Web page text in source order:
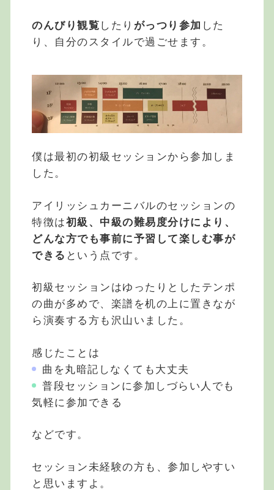
のんびり観覧 したり がっつり参加 した
り、自分のスタイルで過ごせます。
僕は最初の初級セッションから参加しま
した。
アイリッシュカーニバルのセッションの
特徴は初級、中級の難易度分けにより、
どんな方でも事前に予習して楽しむ事が
できる という点です。
初級セッションはゆったりとしたテンポ
の曲が多めで、楽譜を机の上に置きなが
ら演奏する方も沢山いました。
感じたことは
曲を丸暗記しなくても大丈夫
普段セッションに参加しづらい人でも
気軽に参加できる
などです。
セッション未経験の方も、参加しやすい
と思いますよ。